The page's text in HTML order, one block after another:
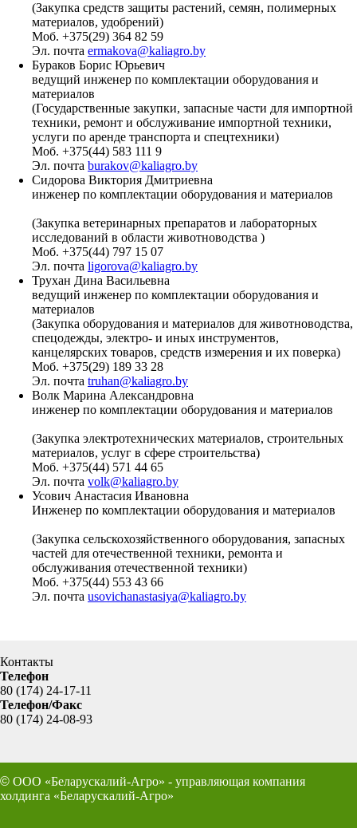
(Закупка средств защиты растений, семян, полимерных
материалов, удобрений)
Моб. +375(29) 364 82 59
Эл. почта ermakova@kaliagro.by
Бураков Борис Юрьевич
ведущий инженер по комплектации оборудования и
материалов
(Государственные закупки, запасные части для импортной
техники, ремонт и обслуживание импортной техники,
услуги по аренде транспорта и спецтехники)
Моб. +375(44) 583 111 9
Эл. почта burakov@kaliagro.by
Сидорова Виктория Дмитриевна
инженер по комплектации оборудования и материалов
(Закупка ветеринарных препаратов и лабораторных
исследований в области животноводства )
Моб. +375(44) 797 15 07
Эл. почта ligorova@kaliagro.by
Трухан Дина Васильевна
ведущий инженер по комплектации оборудования и
материалов
(Закупка оборудования и материалов для животноводства,
спецодежды, электро- и иных инструментов,
канцелярских товаров, средств измерения и их поверка)
Моб. +375(29) 189 33 28
Эл. почта truhan@kaliagro.by
Волк Марина Александровна
инженер по комплектации оборудования и материалов
(Закупка электротехнических материалов, строительных
материалов, услуг в сфере строительства)
Моб. +375(44) 571 44 65
Эл. почта volk@kaliagro.by
Усович Анастасия Ивановна
Инженер по комплектации оборудования и материалов
(Закупка сельскохозяйственного оборудования, запасных
частей для отечественной техники, ремонта и
обслуживания отечественной техники)
Моб. +375(44) 553 43 66
Эл. почта usovichanastasiya@kaliagro.by
Контакты
Телефон
80 (174) 24-17-11
Телефон/Факс
80 (174) 24-08-93
© ООО «Беларускалий-Агро» - управляющая компания
холдинга «Беларускалий-Агро»